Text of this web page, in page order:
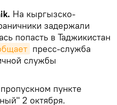
На кыргызско-
задержали
попасть в Таджикистан
пресс-служба
службы
пункте
2 октября.